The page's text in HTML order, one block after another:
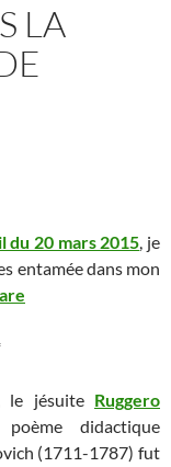
LA
du 20 mars 2015, je
entamée dans mon
le jésuite Ruggero
didactique
(1711-1787) fut